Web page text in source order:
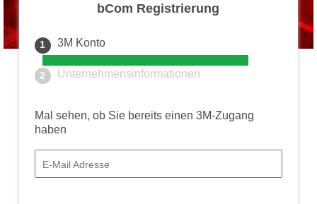
bCom Registrierung
1 3M Konto
2 Unternehmensinformationen
Mal sehen, ob Sie bereits einen 3M-Zugang
haben
E-Mail Adresse